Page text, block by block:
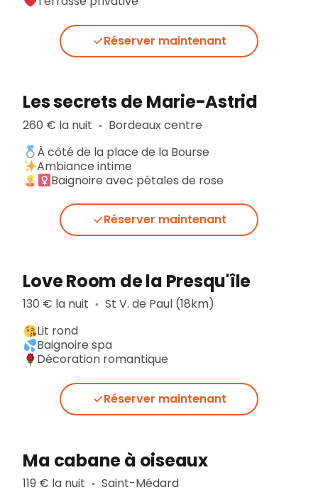
Réserver maintenant
Les secrets de Marie-Astrid
260 € la nuit ▪︎ Bordeaux centre
À côté de la place de la Bourse
Ambiance intime
Baignoire avec pétales de rose
Réserver maintenant
Love Room de la Presqu'île
130 € la nuit ▪︎ St V. de Paul (18km)
Lit rond
Baignoire spa
Décoration romantique
Réserver maintenant
Ma cabane à oiseaux
119 € la nuit ▪︎ Saint-Médard